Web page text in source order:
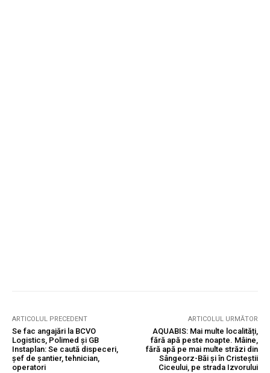
ARTICOLUL PRECEDENT
Se fac angajări la BCVO
Logistics, Polimed și GB
Instaplan: Se caută dispeceri,
șef de șantier, tehnician,
operatori
ARTICOLUL URMĂTOR
AQUABIS: Mai multe localități,
fără apă peste noapte. Mâine,
fără apă pe mai multe străzi din
Sângeorz-Băi și în Cristeștii
Ciceului, pe strada Izvorului